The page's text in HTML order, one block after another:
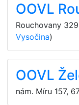
OOVL
Rouchovany 329
Vysočina)
OOVL
nám. Míru 157,